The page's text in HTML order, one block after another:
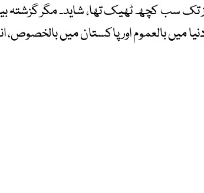
سب کچھ ٹھیک تھا، شاید۔ مگر گزشتہ
میں بالعموم اور پاکستان میں بالخصوص،